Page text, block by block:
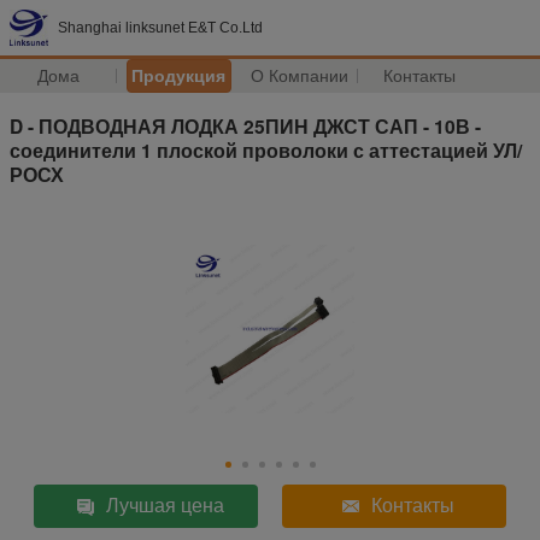
Shanghai linksunet E&T Co.Ltd
Дома Продукция О Компании Контакты
D - ПОДВОДНАЯ ЛОДКА 25ПИН ДЖСТ САП - 10В -
соединители 1 плоской проволоки с аттестацией УЛ/
РОСХ
Лучшая цена Контакты